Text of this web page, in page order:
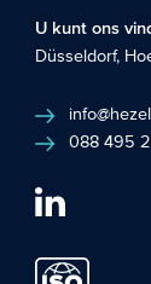
U kunt ons
Düsseldorf,
088 495